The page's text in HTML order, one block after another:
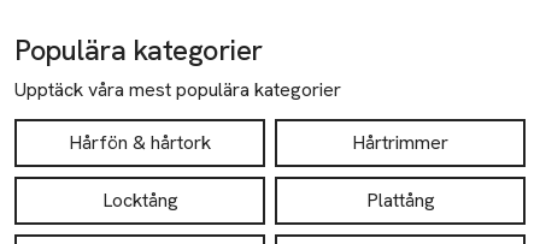
Populära kategorier
Upptäck våra mest populära kategorier
Hårfön & hårtork Hårtrimmer
Locktång Plattång